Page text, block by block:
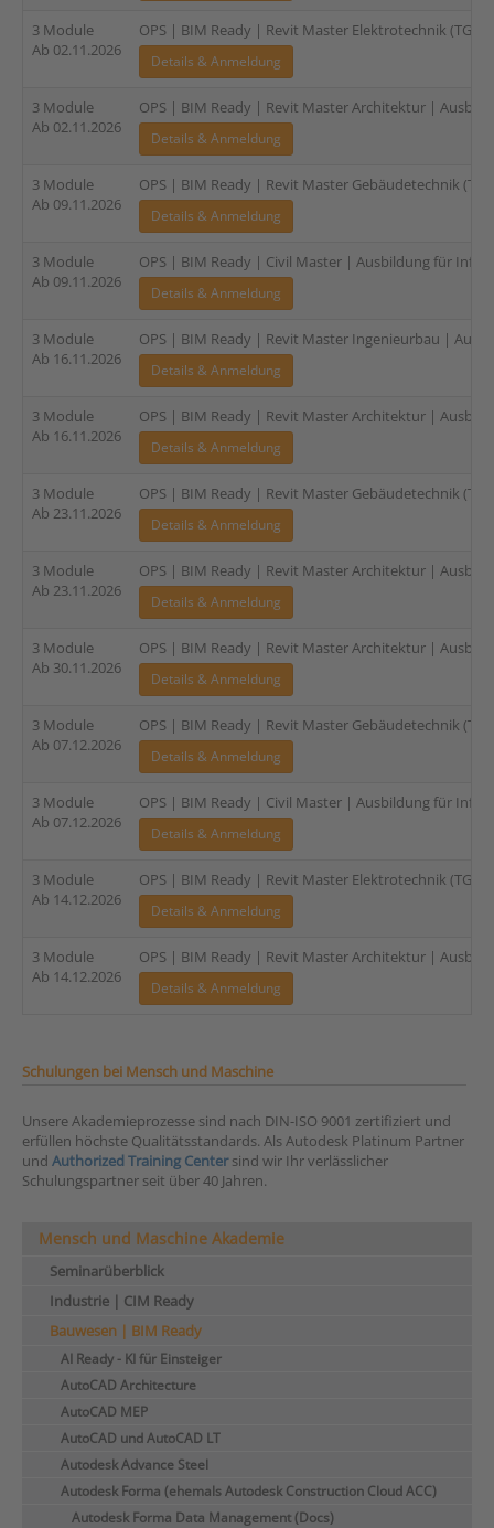
3 Module
Ab 02.11.2026
OPS | BIM Ready | Revit Master Elektrotechnik
Details & Anmeldung
3 Module
Ab 02.11.2026
OPS | BIM Ready | Revit Master Architektur |
Details & Anmeldung
3 Module
Ab 09.11.2026
OPS | BIM Ready | Revit Master Gebäudetechnik
Details & Anmeldung
3 Module
Ab 09.11.2026
OPS | BIM Ready | Civil Master | Ausbildung für
Details & Anmeldung
3 Module
Ab 16.11.2026
OPS | BIM Ready | Revit Master Ingenieurbau |
Details & Anmeldung
3 Module
Ab 16.11.2026
OPS | BIM Ready | Revit Master Architektur |
Details & Anmeldung
3 Module
Ab 23.11.2026
OPS | BIM Ready | Revit Master Gebäudetechnik
Details & Anmeldung
3 Module
Ab 23.11.2026
OPS | BIM Ready | Revit Master Architektur |
Details & Anmeldung
3 Module
Ab 30.11.2026
OPS | BIM Ready | Revit Master Architektur |
Details & Anmeldung
3 Module
Ab 07.12.2026
OPS | BIM Ready | Revit Master Gebäudetechnik
Details & Anmeldung
3 Module
Ab 07.12.2026
OPS | BIM Ready | Civil Master | Ausbildung für
Details & Anmeldung
3 Module
Ab 14.12.2026
OPS | BIM Ready | Revit Master Elektrotechnik
Details & Anmeldung
3 Module
Ab 14.12.2026
OPS | BIM Ready | Revit Master Architektur |
Details & Anmeldung
Schulungen bei Mensch und Maschine
Unsere Akademieprozesse sind nach DIN-ISO 9001 zertifiziert und
erfüllen höchste Qualitätsstandards. Als Autodesk Platinum Partner
und Authorized Training Centersind wir Ihr verlässlicher
Schulungspartner seit über 40 Jahren.
Mensch und Maschine Akademie
Seminarüberblick
Industrie | CIM Ready
Bauwesen | BIM Ready
AI Ready - KI für Einsteiger
AutoCAD Architecture
AutoCAD MEP
AutoCAD und AutoCAD LT
Autodesk Advance Steel
Autodesk Forma (ehemals Autodesk Construction Cloud ACC)
Autodesk Forma Data Management (Docs)